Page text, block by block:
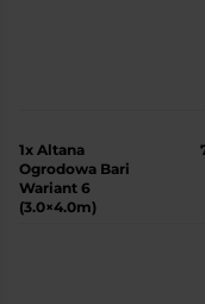
1x Altana
Ogrodowa Bari
Wariant 6
(3.0×4.0m)